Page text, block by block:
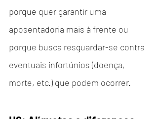
porque quer garantir uma
aposentadoria mais à frente ou
porque busca resguardar-se contra
eventuais infortúnios (doença,
morte, etc.) que podem ocorrer.